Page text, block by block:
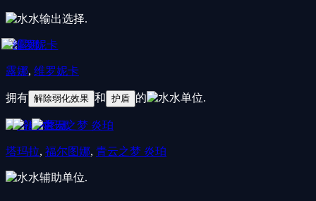
水输出选择.
露娜, 维罗妮卡
拥有 解除弱化效果 和 护盾 的 水单位.
塔玛拉, 福尔图娜, 青云之梦 炎珀
水辅助单位.